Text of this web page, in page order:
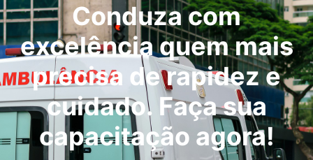
Conduza com
excelência quem mais
precisa de rapidez e
cuidado. Faça sua
capacitação agora!